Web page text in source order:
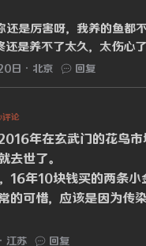
还是厉害呀，我养的鱼都
还是养不了太久，太伤心
日 北京 回复
评论
年在玄武门的花鸟市
去世了。
16年10块钱买的两条
的可惜，应该是因为传
江苏 回复